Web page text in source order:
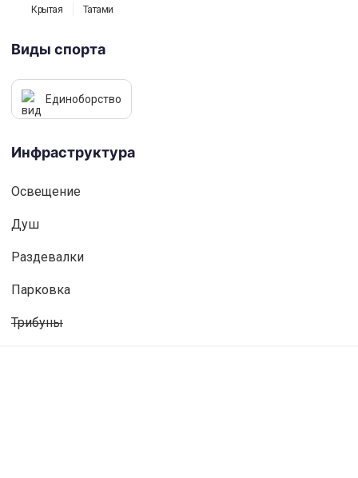
Крытая Татами
Виды спорта
Единоборство
Инфраструктура
Освещениe
Душ
Раздевалки
Парковка
Трибуны